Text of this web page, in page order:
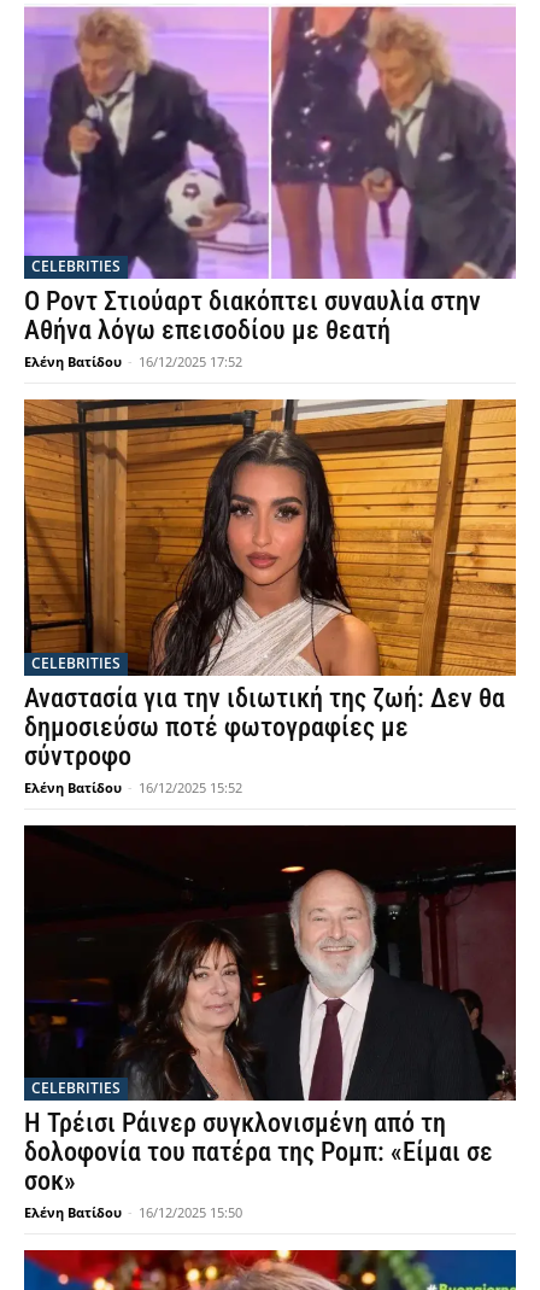
CELEBRITIES
Ο Ροντ Στιούαρτ διακόπτει συναυλία στην
Αθήνα λόγω επεισοδίου με θεατή
Ελένη Βατίδου - 16/12/2025 17:52
CELEBRITIES
Αναστασία για την ιδιωτική της ζωή: Δεν θα
δημοσιεύσω ποτέ φωτογραφίες με
σύντροφο
Ελένη Βατίδου - 16/12/2025 15:52
CELEBRITIES
Η Τρέισι Ράινερ συγκλονισμένη από τη
δολοφονία του πατέρα της Ρομπ: «Είμαι σε
σοκ»
Ελένη Βατίδου - 16/12/2025 15:50